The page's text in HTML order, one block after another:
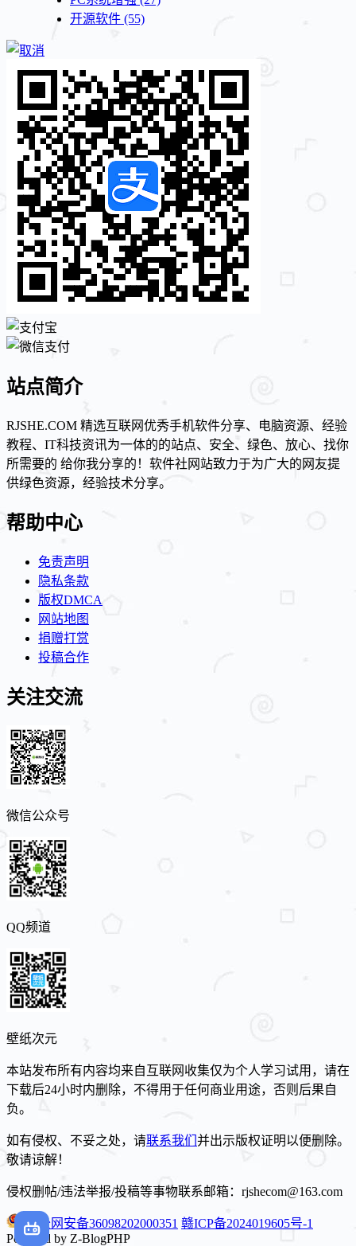
开源软件 (55)
站点简介
RJSHE.COM 精选互联网优秀手机软件分享、电脑资源、经验
教程、IT科技资讯为一体的的站点、安全、绿色、放心、找你
所需要的 给你我分享的！软件社网站致力于为广大的网友提
供绿色资源，经验技术分享。
帮助中心
免责声明
隐私条款
版权DMCA
网站地图
捐赠打赏
投稿合作
关注交流
微信公众号
QQ频道
壁纸次元
本站发布所有内容均来自互联网收集仅为个人学习试用，请在
下载后24小时内删除，不得用于任何商业用途，否则后果自
负。
如有侵权、不妥之处，请联系我们 并出示版权证明以便删除。
敬请谅解！
侵权删帖/违法举报/投稿等事物联系邮箱：rjshecom@163.com
赣公网安备36098202000351 赣ICP备2024019605号-1
Powered by Z-BlogPHP